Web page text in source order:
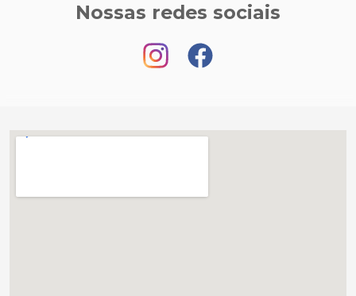
Nossas redes sociais